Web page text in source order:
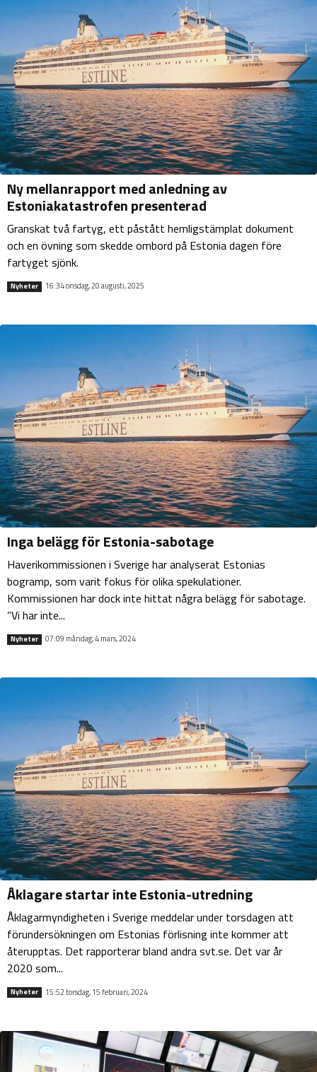
Ny mellanrapport med anledning av
Estoniakatastrofen presenterad
Granskat två fartyg, ett påstått hemligstämplat dokument
och en övning som skedde ombord på Estonia dagen före
fartyget sjönk.
Nyheter 16:34 onsdag, 20 augusti, 2025
Inga belägg för Estonia-sabotage
Haverikommissionen i Sverige har analyserat Estonias
bogramp, som varit fokus för olika spekulationer.
Kommissionen har dock inte hittat några belägg för sabotage.
”Vi har inte...
Nyheter 07:09 måndag, 4 mars, 2024
Åklagare startar inte Estonia-utredning
Åklagarmyndigheten i Sverige meddelar under torsdagen att
förundersökningen om Estonias förlisning inte kommer att
återupptas. Det rapporterar bland andra svt.se. Det var år
2020 som...
Nyheter 15:52 torsdag, 15 februari, 2024